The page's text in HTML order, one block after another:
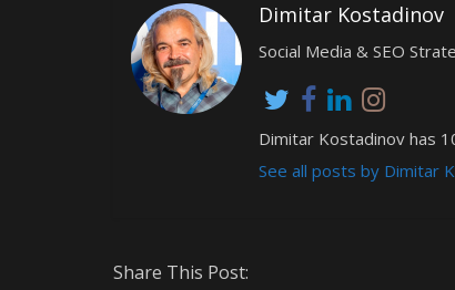
Dimitar Kostadinov
Social Media & SEO
Dimitar Kostadinov has
See all posts by Dimitar
Share This Post: